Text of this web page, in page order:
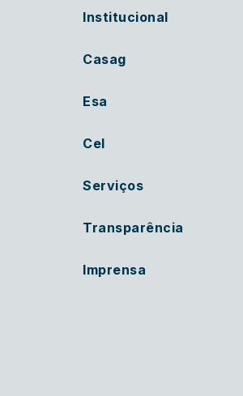
Institucional
Casag
Esa
Cel
Serviços
Transparência
Imprensa